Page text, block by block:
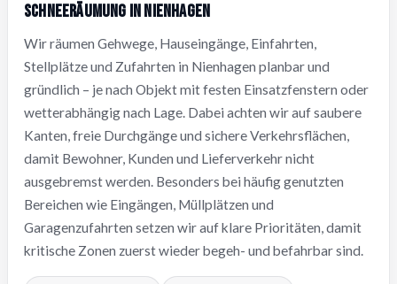
Schneeräumung in Nienhagen
Wir räumen Gehwege, Hauseingänge, Einfahrten,
Stellplätze und Zufahrten in Nienhagen planbar und
gründlich – je nach Objekt mit festen Einsatzfenstern oder
wetterabhängig nach Lage. Dabei achten wir auf saubere
Kanten, freie Durchgänge und sichere Verkehrsflächen,
damit Bewohner, Kunden und Lieferverkehr nicht
ausgebremst werden. Besonders bei häufig genutzten
Bereichen wie Eingängen, Müllplätzen und
Garagenzufahrten setzen wir auf klare Prioritäten, damit
kritische Zonen zuerst wieder begeh- und befahrbar sind.